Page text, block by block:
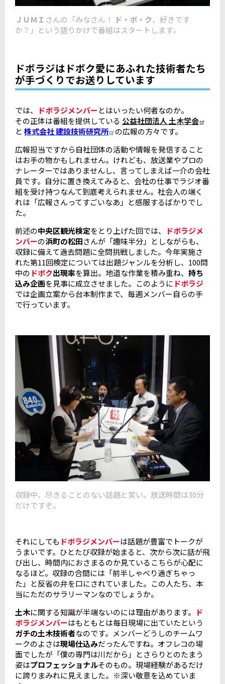
ＪＵＭＩ さんの「みなさん！ ド・ボ・ク、好きです
か？」という語りかけで番組はスタートします。
ドボラジはドボク愛にあふれた技術者たち
が手づくりでお送りしています
では、 ドボラジメンバーとはいったい何者なのか。
その正体は番組を提供している 公益社団法人 土木学会
と 株式会社 建設技術研究所 の広報の方々です。
広報担当ですから自社団体の活動や情報を発信すること
はお手の物かもしれません。けれども、放送業やプロの
ナレーターではありませんし、言ってしまえば一介の会社
員です。自分に置き換えてみると、会社の仕事でラジオ番
組を受け持つなんて到底考えられません。社会人の端く
れは「広報さんってすごいなあ」と感服するばかりでし
た。
前述の中央区観光検定をとり上げた回では、
ドボラジメ
ンバーの浜町の松田さんが「趣味半分」としながらも、
収録に備えて過去問題に全問挑戦しました。今年実施さ
れた第11回検定については出題ジャンルを分析し、100問
中の ドボク出現率を算出。地道な作業を積み重ね、 持ち
込み企画を見事に成立させました。このように ドボラジ
では企画立案から台本制作まで、毎週メンバー自らの手
で行っています。
収録中、尽きることのない話題と笑い。放送時間は30分
だけですぞ。
それにしても ドボラジメンバーは話題が豊富でトークが
うまいです。ひとたび収録が始まると、次から次に話が飛
び出し、時間内におさまるのか見ているこちらが心配に
なるほど。収録の合間には「前半しゃべり過ぎちゃっ
た」と反省の弁を口にされていました。この人たち、本
当にただのサラリーマンなのでしょうか。
土木に関する知識が半端ないのには理由があります。
ド
ボラジメンバーはもともとは毎日現場に出ていたという
ガチの土木技術者なのです。メンバーどうしのチームワ
ークのよさは現場仕込みだったんですね。オフレコの場
面でしたが「僕の専門は川だから」とさらりとのたまう
姿はプロフェッショナルそのもの。現場経験があるだけ
に誇りまみれに見えました。 ※深い敬意を込めていま